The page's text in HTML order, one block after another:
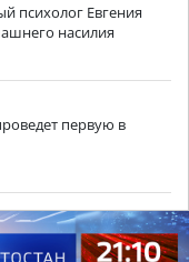
психолог Евгения
насилия
первую в